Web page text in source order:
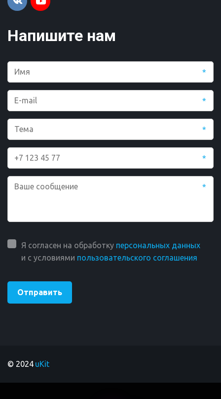
Напишите нам
*
*
*
*
*
Я согласен на обработку персональных данных
и с условиями пользовательского соглашения
Отправить
© 2024 uKit